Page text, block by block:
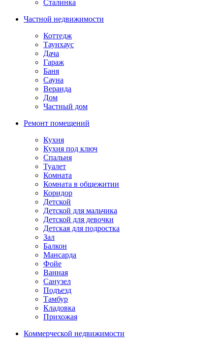
Сталинка
Частной недвижимости
Коттедж
Таунхаус
Дача
Гараж
Баня
Сауна
Веранда
Дом
Частный дом
Ремонт помещений
Кухня
Кухня под ключ
Спальня
Туалет
Комната
Комната в общежитии
Коридор
Детской
Детской для мальчика
Детской для девочки
Детская для подростка
Зал
Балкон
Мансарда
Фойе
Ванная
Санузел
Подъезд
Тамбур
Кладовка
Прихожая
Коммерческой недвижимости